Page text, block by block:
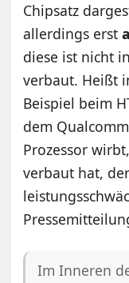
Chipsatz
allerdings erst
diese ist nicht
verbaut. Heißt
Beispiel beim
dem
Prozessor
verbaut hat,
Im Inneren